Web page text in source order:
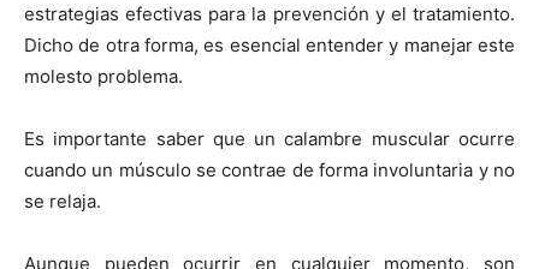
estrategias efectivas para la prevención y el tratamiento.
Dicho de otra forma, es esencial entender y manejar este
molesto problema.
Es importante saber que un calambre muscular ocurre
cuando un músculo se contrae de forma involuntaria y no
se relaja.
Aunque pueden ocurrir en cualquier momento, son